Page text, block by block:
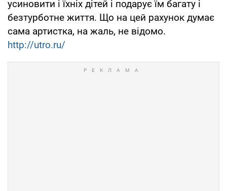
усиновити і їхніх дітей і подарує їм багату і
безтурботне життя. Що на цей рахунок думає
сама артистка, на жаль, не відомо.
http://utro.ru/